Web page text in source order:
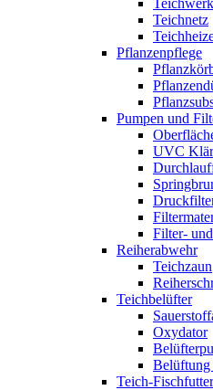
Teichnetz
Pflanzenpflege
Pumpen und
UVC
Filter-
Reiherabwehr
Teichzaun
Teichbelüfter
Oxydator
Teich-Fischfutter